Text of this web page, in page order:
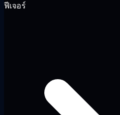
ฟีเจอร์